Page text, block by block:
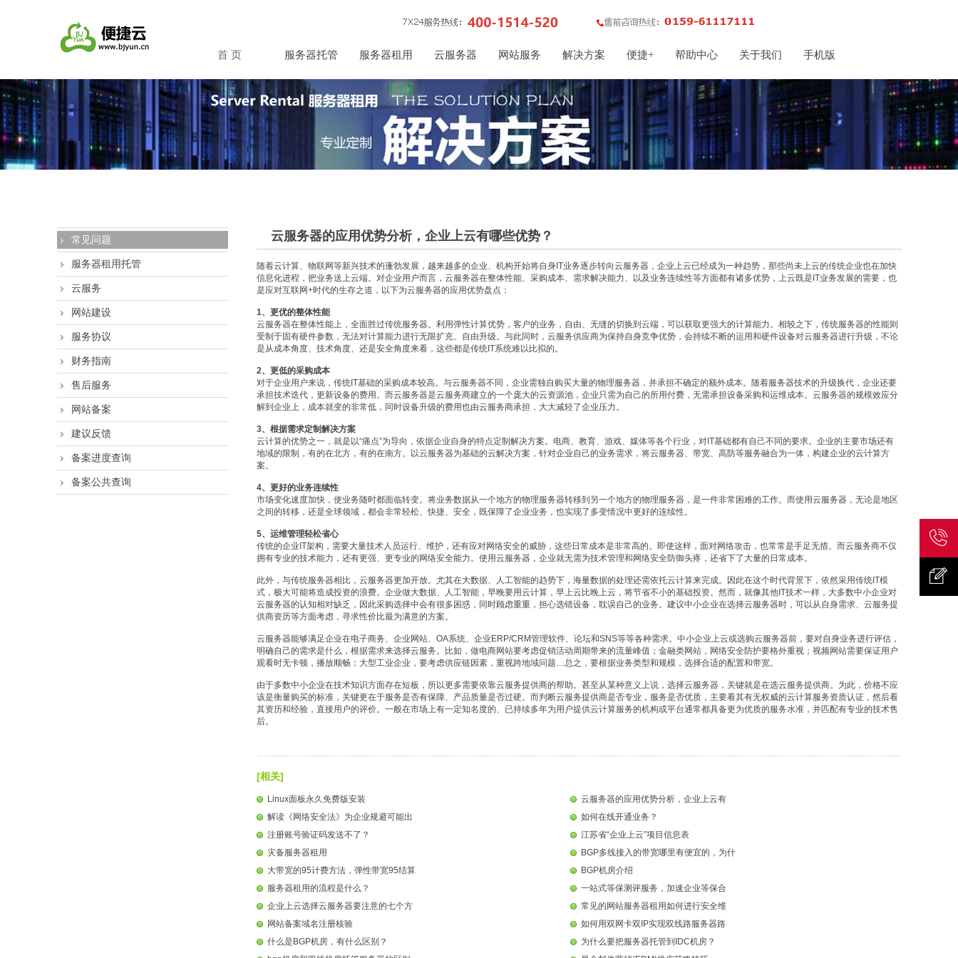
首 页 服务器托管 服务器租用 云服务器 网站服务 解决方案 便捷+ 帮助中心 关于我们 手机版
常见问题
服务器租用托管
云服务
网站建设
服务协议
财务指南
售后服务
网站备案
建议反馈
备案进度查询
备案公共查询
云服务器的应用优势分析，企业上云有哪些优势？
随着云计算、物联网等新兴技术的蓬勃发展，越来越多的企业、机构开始将自身IT业务逐步转向云服务器，企业上云已经成为一种趋势，那些尚未上云的传统企业也在加快
信息化进程，把业务送上云端。对企业用户而言，云服务器在整体性能、采购成本、需求解决能力、以及业务连续性等方面都有诸多优势，上云既是IT业务发展的需要，也
是应对互联网+时代的生存之道，以下为云服务器的应用优势盘点：
1、更优的整体性能
云服务器在整体性能上，全面胜过传统服务器。利用弹性计算优势，客户的业务，自由、无缝的切换到云端，可以获取更强大的计算能力。相较之下，传统服务器的性能则
受制于固有硬件参数，无法对计算能力进行无限扩充、自由升级。与此同时，云服务供应商为保持自身竞争优势，会持续不断的运用和硬件设备对云服务器进行升级，不论
是从成本角度、技术角度、还是安全角度来看，这些都是传统IT系统难以比拟的。
2、更低的采购成本
对于企业用户来说，传统IT基础的采购成本较高。与云服务器不同，企业需独自购买大量的物理服务器，并承担不确定的额外成本。随着服务器技术的升级换代，企业还要
承担技术迭代，更新设备的费用。而云服务器是云服务商建立的一个庞大的云资源池，企业只需为自己的所用付费，无需承担设备采购和运维成本。云服务器的规模效应分
解到企业上，成本就变的非常低，同时设备升级的费用也由云服务商承担，大大减轻了企业压力。
3、根据需求定制解决方案
云计算的优势之一，就是以“痛点”为导向，依据企业自身的特点定制解决方案。电商、教育、游戏、媒体等各个行业，对IT基础都有自己不同的要求。企业的主要市场还有
地域的限制，有的在北方，有的在南方。以云服务器为基础的云解决方案，针对企业自己的业务需求，将云服务器、带宽、高防等服务融合为一体，构建企业的云计算方
案。
4、更好的业务连续性
市场变化速度加快，使业务随时都面临转变。将业务数据从一个地方的物理服务器转移到另一个地方的物理服务器，是一件非常困难的工作。而使用云服务器，无论是地区
之间的转移，还是全球领域，都会非常轻松、快捷、安全，既保障了企业业务，也实现了多变情况中更好的连续性。
5、运维管理轻松省心
传统的企业IT架构，需要大量技术人员运行、维护，还有应对网络安全的威胁，这些日常成本是非常高的。即使这样，面对网络攻击，也常常是手足无措。而云服务商不仅
拥有专业的技术能力，还有更强、更专业的网络安全能力。使用云服务器，企业就无需为技术管理和网络安全防御头疼，还省下了大量的日常成本。
此外，与传统服务器相比，云服务器更加开放。尤其在大数据、人工智能的趋势下，海量数据的处理还需依托云计算来完成。因此在这个时代背景下，依然采用传统IT模
式，极大可能将造成投资的浪费。企业做大数据、人工智能，早晚要用云计算，早上云比晚上云，将节省不小的基础投资。然而，就像其他IT技术一样，大多数中小企业对
云服务器的认知相对缺乏，因此采购选择中会有很多困惑，同时顾虑重重，担心选错设备，耽误自己的业务。建议中小企业在选择云服务器时，可以从自身需求、云服务提
供商资历等方面考虑，寻求性价比最为满意的方案。
云服务器能够满足企业在电子商务、企业网站、OA系统、企业ERP/CRM管理软件、论坛和SNS等等各种需求。中小企业上云或选购云服务器前，要对自身业务进行评估，
明确自己的需求是什么，根据需求来选择云服务。比如，做电商网站要考虑促销活动周期带来的流量峰值；金融类网站，网络安全防护要格外重视；视频网站需要保证用户
观看时无卡顿，播放顺畅；大型工业企业，要考虑供应链因素，重视跨地域问题…总之，要根据业务类型和规模，选择合适的配置和带宽。
由于多数中小企业在技术知识方面存在短板，所以更多需要依靠云服务提供商的帮助。甚至从某种意义上说，选择云服务器，关键就是在选云服务提供商。为此，价格不应
该是衡量购买的标准，关键更在于服务是否有保障、产品质量是否过硬。而判断云服务提供商是否专业，服务是否优质，主要看其有无权威的云计算服务资质认证，然后看
其资历和经验，直接用户的评价。一般在市场上有一定知名度的、已持续多年为用户提供云计算服务的机构或平台通常都具备更为优质的服务水准，并匹配有专业的技术售
后。
[相关]
Linux面板永久免费版安装
云服务器的应用优势分析，企业上云有
解读《网络安全法》为企业规避可能出
如何在线开通业务？
注册账号验证码发送不了？
江苏省“企业上云”项目信息表
灾备服务器租用
BGP多线接入的带宽哪里有便宜的，为什
大带宽的95计费方法，弹性带宽95结算
BGP机房介绍
服务器租用的流程是什么？
一站式等保测评服务，加速企业等保合
企业上云选择云服务器要注意的七个方
常见的网站服务器租用如何进行安全维
网站备案域名注册核验
如何用双网卡双IP实现双线路服务器路
什么是BGP机房，有什么区别？
为什么要把服务器托管到IDC机房？
联系我